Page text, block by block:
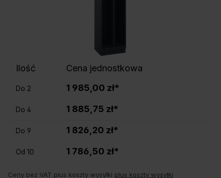
Ilość Cena jednostkowa
Do 2 1 985,00 zł*
Do 4 1 885,75 zł*
Do 9 1 826,20 zł*
Od 10 1 786,50 zł*
Ceny bez VAT plus koszty wysyłki plus koszty wysyłki